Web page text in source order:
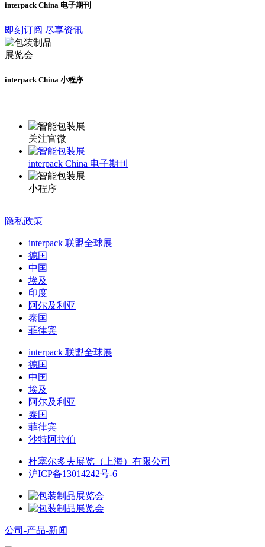
interpack China 电子期刊
即刻订阅 尽享资讯
interpack China 小程序
关注官微
interpack China 电子期刊
小程序
隐私政策
interpack 联盟全球展
德国
中国
埃及
印度
阿尔及利亚
泰国
菲律宾
interpack 联盟全球展
德国
中国
埃及
阿尔及利亚
泰国
菲律宾
沙特阿拉伯
杜塞尔多夫展览（上海）有限公司
沪ICP备13014242号-6
公司-产品-新闻